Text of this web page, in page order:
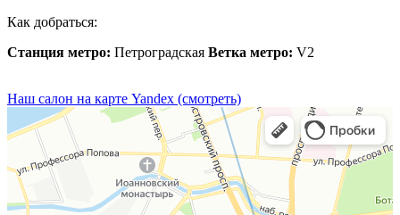
Как добраться:
Станция метро: Петроградская Ветка метро: V2
Наш салон на карте Yandex (смотреть)